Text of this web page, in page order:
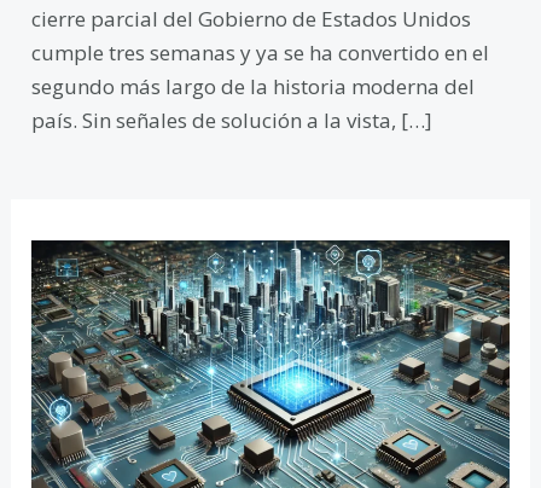
cierre parcial del Gobierno de Estados Unidos
cumple tres semanas y ya se ha convertido en el
segundo más largo de la historia moderna del
país. Sin señales de solución a la vista, […]